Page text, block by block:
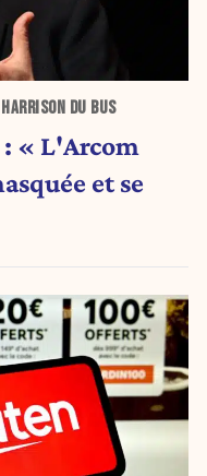
DU BUS
« L'Arcom
et se